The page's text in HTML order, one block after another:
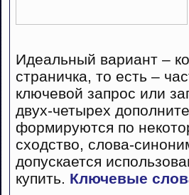
Идеальный вариант –
страничка, то есть –
ключевой запрос или
двух-четырех
формируются по
сходство, слова-
допускается
купить. Ключевые